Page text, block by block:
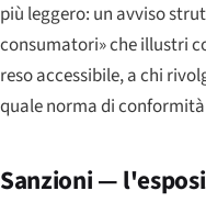
più leggero: un avviso
consumatori» che illustri
reso accessibile, a chi
quale norma di
Sanzioni —